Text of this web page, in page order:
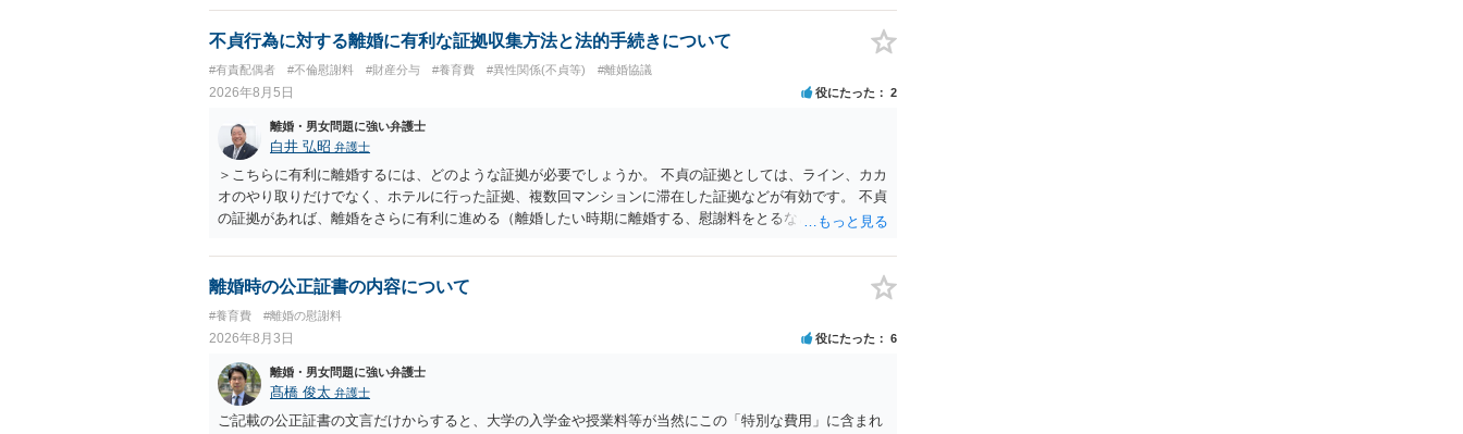
不貞行為に対する離婚に有利な証拠収集方法と法的手続きについて
#有責配偶者 #不倫慰謝料 #財産分与 #養育費 #異性関係(不貞等) #離婚協議
2026年8月5日 役にたった 2
離婚・男女問題に強い弁護士
白井 弘昭 弁護士
＞こちらに有利に離婚するには、どのような証拠が必要でしょうか。 不貞の証拠としては、ライン、カカ
オのやり取りだけでなく、ホテルに行った証拠、複数回マンションに滞在した証拠などが有効です。 不貞
の証拠があれば、離婚をさらに有利に進める（離婚したい時期に離婚する、慰謝料をとるなど）ことがで
がありますので、ご注意ください。 以上、ご参考まで。
離婚時の公正証書の内容について
#養育費 #離婚の慰謝料
2026年8月3日 役にたった 6
離婚・男女問題に強い弁護士
髙橋 俊太 弁護士
ご記載の公正証書の文言だけからすると、大学の入学金や授業料等が当然にこの「特別な費用」に含まれ